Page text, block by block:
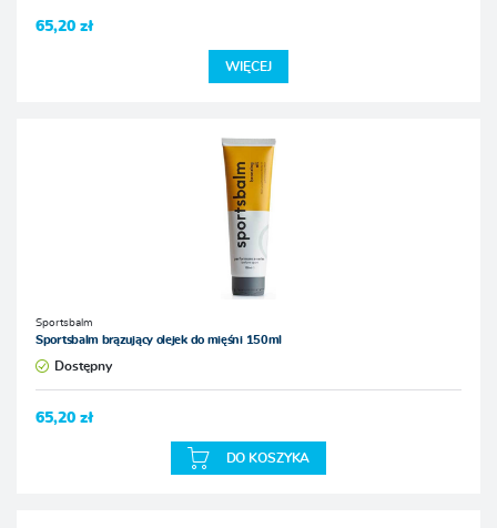
65,20 zł
WIĘCEJ
Sportsbalm
Sportsbalm brązujący olejek do mięśni 150ml
Dostępny
65,20 zł
DO KOSZYKA